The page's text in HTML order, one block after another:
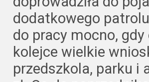
dodatkowego
do pracy mocno,
kolejce wielkie
przedszkola, parku i